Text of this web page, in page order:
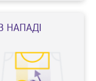
НАПАДІ